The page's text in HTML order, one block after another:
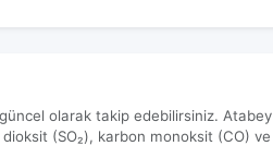
olarak takip edebilirsiniz. Atabey
(SO₂), karbon monoksit (CO) ve